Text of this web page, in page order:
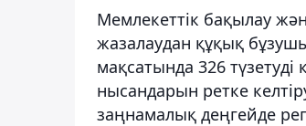
Мемлекеттік бақылау
жазалаудан құқық
мақсатында 326
нысандарын ретке
заңнамалық деңгейде